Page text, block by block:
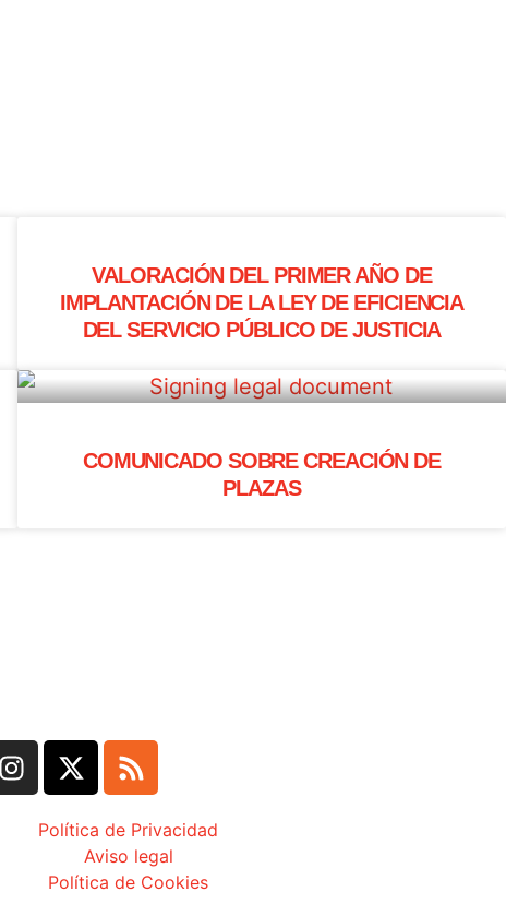
VALORACIÓN DEL PRIMER AÑO DE
IMPLANTACIÓN DE LA LEY DE EFICIENCIA
DEL SERVICIO PÚBLICO DE JUSTICIA
COMUNICADO SOBRE CREACIÓN DE
PLAZAS
Política de Privacidad
Aviso legal
Política de Cookies